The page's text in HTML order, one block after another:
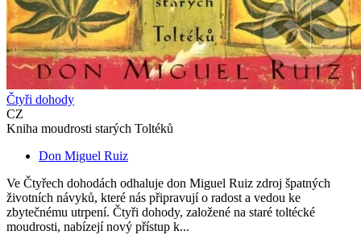
Čtyři dohody
CZ
Kniha moudrosti starých Toltéků
Don Miguel Ruiz
Ve Čtyřech dohodách odhaluje don Miguel Ruiz zdroj špatných
životních návyků, které nás připravují o radost a vedou ke
zbytečnému utrpení. Čtyři dohody, založené na staré toltécké
moudrosti, nabízejí nový přístup k...